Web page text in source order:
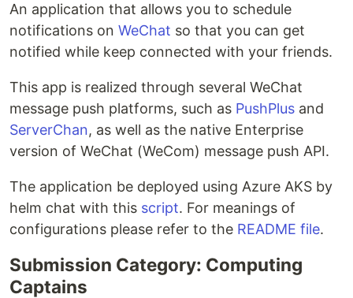
An application that allows you to schedule
notifications on WeChat so that you can get
notified while keep connected with your friends.
This app is realized through several WeChat
message push platforms, such as PushPlus and
ServerChan, as well as the native Enterprise
version of WeChat (WeCom) message push API.
The application be deployed using Azure AKS by
helm chat with this script. For meanings of
configurations please refer to the README file.
Submission Category: Computing
Captains